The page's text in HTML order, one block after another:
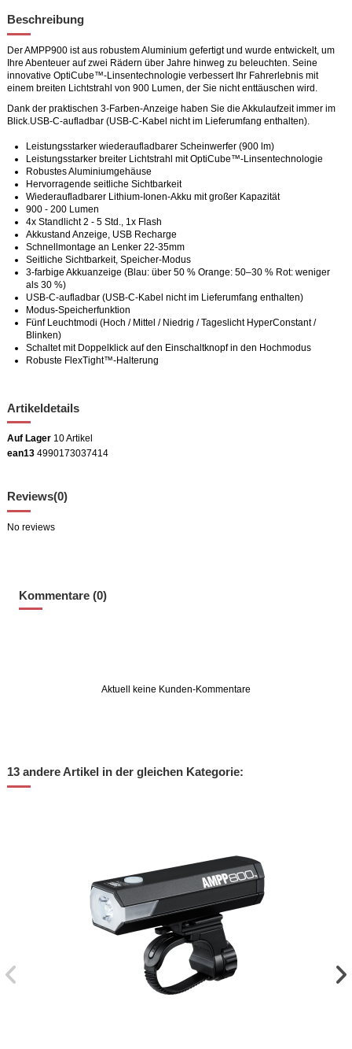
Beschreibung
Der AMPP900 ist aus robustem Aluminium gefertigt und wurde entwickelt, um
Ihre Abenteuer auf zwei Rädern über Jahre hinweg zu beleuchten. Seine
innovative OptiCube™-Linsentechnologie verbessert Ihr Fahrerlebnis mit
einem breiten Lichtstrahl von 900 Lumen, der Sie nicht enttäuschen wird.
Dank der praktischen 3-Farben-Anzeige haben Sie die Akkulaufzeit immer im
Blick.USB-C-aufladbar (USB-C-Kabel nicht im Lieferumfang enthalten).
Leistungsstarker wiederaufladbarer Scheinwerfer (900 lm)
Leistungsstarker breiter Lichtstrahl mit OptiCube™-Linsentechnologie
Robustes Aluminiumgehäuse
Hervorragende seitliche Sichtbarkeit
Wiederaufladbarer Lithium-Ionen-Akku mit großer Kapazität
900 - 200 Lumen
4x Standlicht 2 - 5 Std., 1x Flash
Akkustand Anzeige, USB Recharge
Schnellmontage an Lenker 22-35mm
Seitliche Sichtbarkeit, Speicher-Modus
3-farbige Akkuanzeige (Blau: über 50 % Orange: 50–30 % Rot: weniger
als 30 %)
USB-C-aufladbar (USB-C-Kabel nicht im Lieferumfang enthalten)
Modus-Speicherfunktion
Fünf Leuchtmodi (Hoch / Mittel / Niedrig / Tageslicht HyperConstant /
Blinken)
Schaltet mit Doppelklick auf den Einschaltknopf in den Hochmodus
Robuste FlexTight™-Halterung
Artikeldetails
Auf Lager 10 Artikel
ean13 4990173037414
Reviews(0)
No reviews
Kommentare (0)
Aktuell keine Kunden-Kommentare
13 andere Artikel in der gleichen Kategorie: